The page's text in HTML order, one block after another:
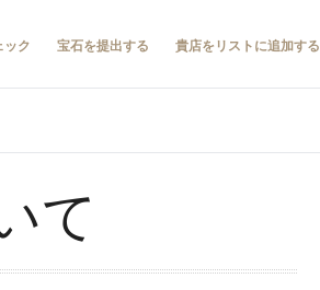
ック 宝石を提出する 貴店をリストに追加する
て